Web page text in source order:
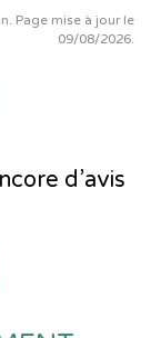
Page mise à jour le
09/08/2026.
d’avis